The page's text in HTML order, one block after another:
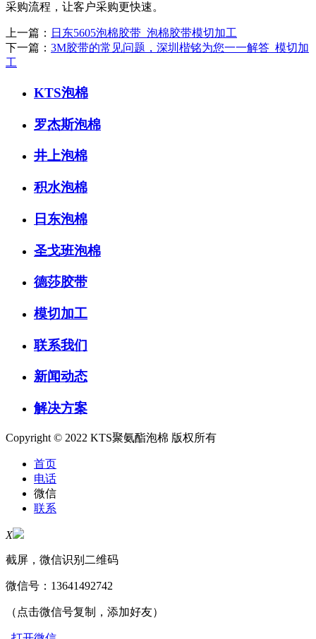
采购流程，让客户采购更快速。
上一篇： 日东5605泡棉胶带_泡棉胶带模切加工
下一篇： 3M胶带的常见问题，深圳楷铭为您一一解答_模切加
工
KTS泡棉
罗杰斯泡棉
井上泡棉
积水泡棉
日东泡棉
圣戈班泡棉
德莎胶带
模切加工
联系我们
新闻动态
解决方案
Copyright © 2022 KTS聚氨酯泡棉 版权所有
首页
电话
微信
联系
X
截屏，微信识别二维码
微信号： 13641492742
（点击微信号复制，添加好友）